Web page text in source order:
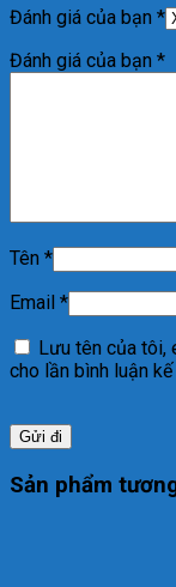
Đánh giá của bạn *
Đánh giá của bạn *
Tên *
Email *
Lưu tên của tôi,
cho lần bình luận
Sản phẩm